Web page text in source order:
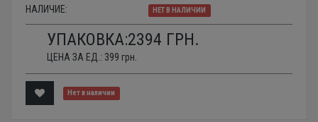
НАЛИЧИЕ:
НЕТ В НАЛИЧИИ
УПАКОВКА:2394 ГРН.
ЦЕНА ЗА ЕД.: 399 грн.
Нет в наличии